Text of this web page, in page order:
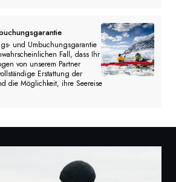
und Umbuchungsgarantie
Fall, dass Ihr
von unserem Partner
Erstattung der
die Möglichkeit, ihre Seereise